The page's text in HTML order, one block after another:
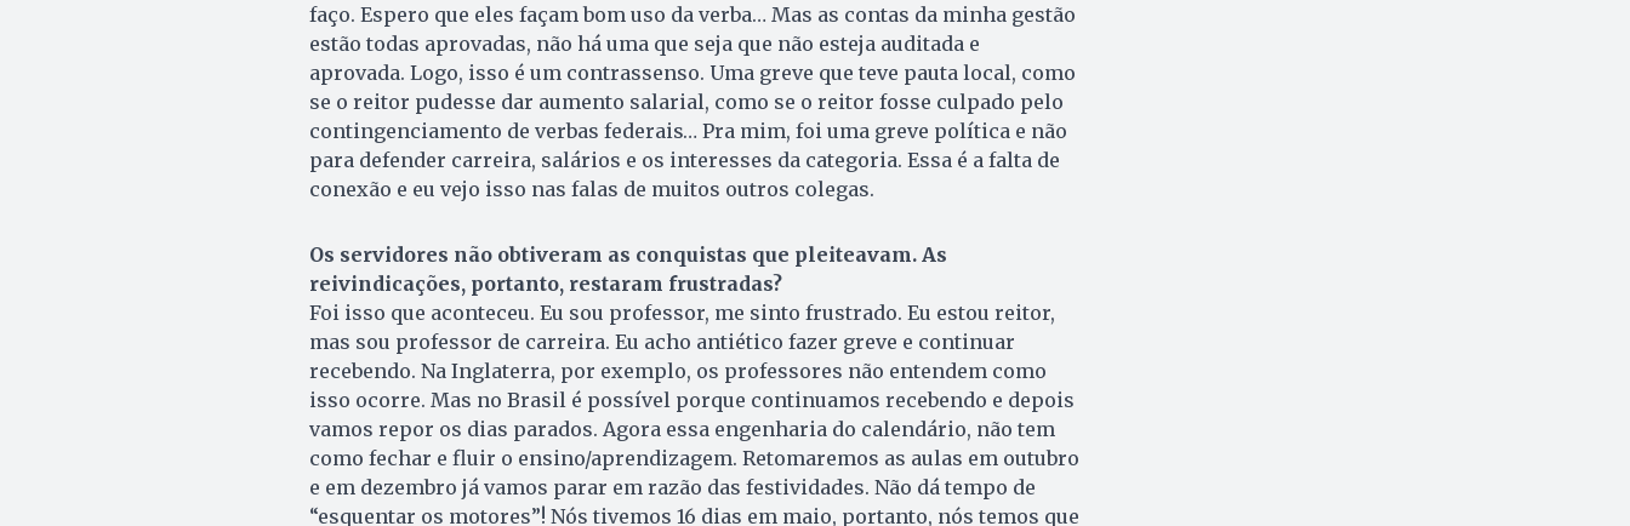
faço. Espero que eles façam bom uso da verba… Mas as contas da minha gestão
estão todas aprovadas, não há uma que seja que não esteja auditada e
aprovada. Logo, isso é um contrassenso. Uma greve que teve pauta local, como
se o reitor pudesse dar aumento salarial, como se o reitor fosse culpado pelo
contingenciamento de verbas federais… Pra mim, foi uma greve política e não
para defender carreira, salários e os interesses da categoria. Essa é a falta de
conexão e eu vejo isso nas falas de muitos outros colegas.
Os servidores não obtiveram as conquistas que pleiteavam. As
reivindicações, portanto, restaram frustradas?
Foi isso que aconteceu. Eu sou professor, me sinto frustrado. Eu estou reitor,
mas sou professor de carreira. Eu acho antiético fazer greve e continuar
recebendo. Na Inglaterra, por exemplo, os professores não entendem como
isso ocorre. Mas no Brasil é possível porque continuamos recebendo e depois
vamos repor os dias parados. Agora essa engenharia do calendário, não tem
como fechar e fluir o ensino/aprendizagem. Retomaremos as aulas em outubro
e em dezembro já vamos parar em razão das festividades. Não dá tempo de
“esquentar os motores”! Nós tivemos 16 dias em maio, portanto, nós temos que